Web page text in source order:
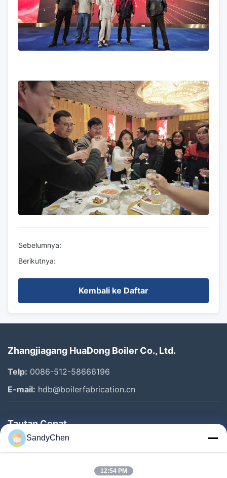
Sebelumnya:
Berikutnya:
Kembali ke Daftar
Zhangjiagang HuaDong Boiler Co., Ltd.
Telp: 0086-512-58666196
E-mail: hdb@boilerfabrication.cn
Tautan Cepat
Rumah
SandyChen
12:54 PM